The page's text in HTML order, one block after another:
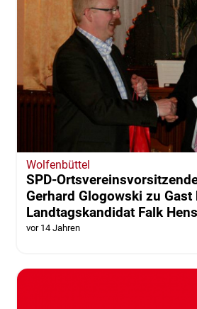
Wolfenbüttel
SPD-
Gerhard Glogowski zu Gast
Landtagskandidat Falk
vor 14 Jahren